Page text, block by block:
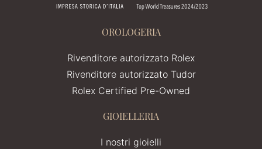
OROLOGERIA
Rivenditore autorizzato Rolex
Rivenditore autorizzato Tudor
Rolex Certified Pre-Owned
GIOIELLERIA
I nostri gioielli